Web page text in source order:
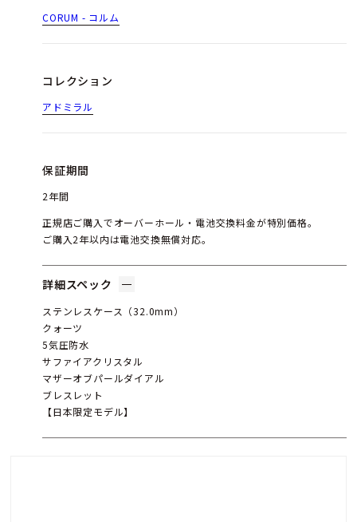
CORUM - コルム
コレクション
アドミラル
保証期間
2年間
正規店ご購入でオーバーホール・電池交換料金が特別価格。
ご購入2年以内は電池交換無償対応。
詳細スペック
ステンレスケース（32.0mm）
クォーツ
5気圧防水
サファイアクリスタル
マザーオブパールダイアル
ブレスレット
【日本限定モデル】